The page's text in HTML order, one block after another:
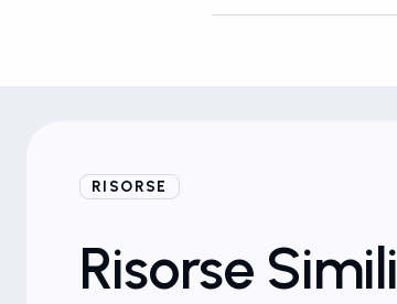
RISORSE
Risorse Simili
Blog